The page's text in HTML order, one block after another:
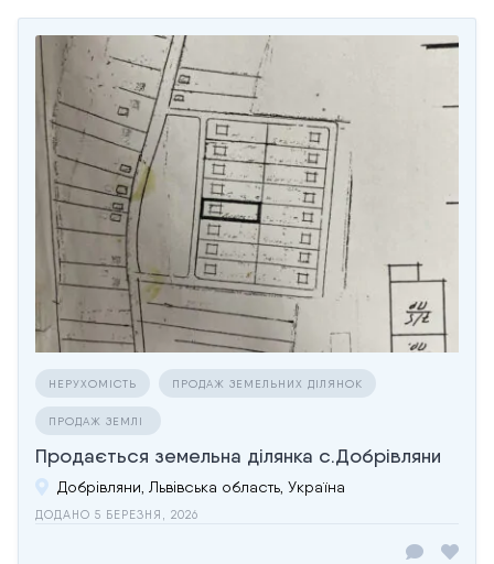
НЕРУХОМІСТЬ ПРОДАЖ ЗЕМЕЛЬНИХ ДІЛЯНОК
ПРОДАЖ ЗЕМЛІ
Продається земельна ділянка с.Добрівляни
Добрівляни, Львівська область, Україна
ДОДАНО 5 БЕРЕЗНЯ, 2026